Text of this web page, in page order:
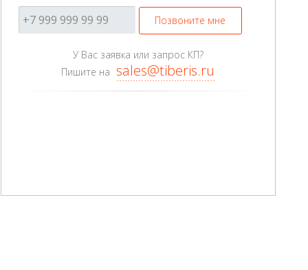
Позвоните мне
У Вас заявка или запрос КП?
Пишите на sales@tiberis.ru